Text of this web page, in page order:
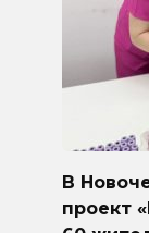
В
проект